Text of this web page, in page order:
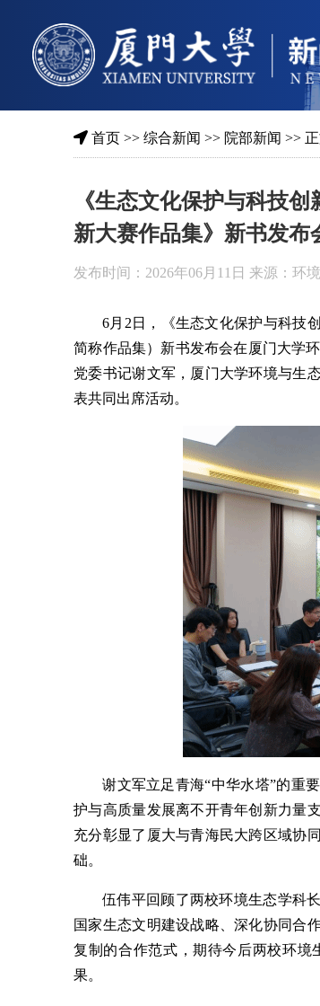
首页 >>综合新闻 >> 院部新闻 >>
《生态文化保护与科技
新大赛作品集》新书发布
发布时间：2026年06月11日 来源：环
6月2日，《生态文化保护与科技
简称作品集）新书发布会在厦门大学
党委书记谢文军，厦门大学环境与生
表共同出席活动。
谢文军立足青海“中华水塔”的重
护与高质量发展离不开青年创新力量
充分彰显了厦大与青海民大跨区域协
础。
伍伟平回顾了两校环境生态学科
国家生态文明建设战略、深化协同合
复制的合作范式，期待今后两校环境
果。